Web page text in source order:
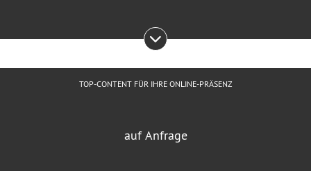
TOP-CONTENT FÜR IHRE ONLINE-PRÄSENZ
auf Anfrage